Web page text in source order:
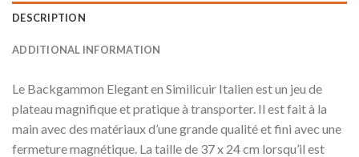
DESCRIPTION
ADDITIONAL INFORMATION
Le Backgammon Elegant en Similicuir Italien est un jeu de
plateau magnifique et pratique à transporter. Il est fait à la
main avec des matériaux d’une grande qualité et fini avec une
fermeture magnétique. La taille de 37 x 24 cm lorsqu’il est